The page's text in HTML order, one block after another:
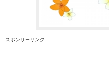
スポンサーリンク